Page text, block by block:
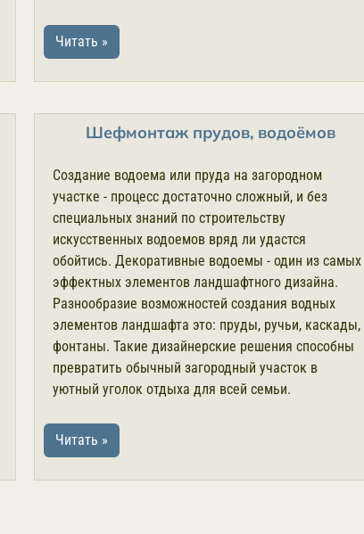
Читать »
Шефмонтаж прудов, водоёмов
Создание водоема или пруда на загородном
участке - процесс достаточно сложный, и без
специальных знаний по строительству
искусственных водоемов вряд ли удастся
обойтись. Декоративные водоемы - один из самых
эффектных элементов ландшафтного дизайна.
Разнообразие возможностей создания водных
элементов ландшафта это: пруды, ручьи, каскады,
фонтаны. Такие дизайнерские решения способны
превратить обычный загородный участок в
уютный уголок отдыха для всей семьи.
Читать »